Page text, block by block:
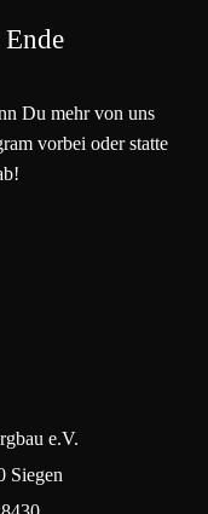
Du mehr von uns
vorbei oder statte
e.V.
Siegen